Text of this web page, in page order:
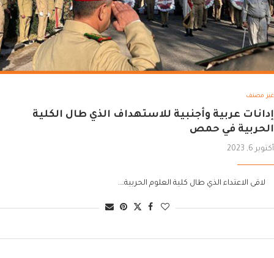
غير مصنف
إدانات عربية وأجنبية للاستهداف الذي طال الكلية
الحربية في حمص
أكتوبر 6, 2023
لاقى الاعتداء الذي طال كلية العلوم الحربية….